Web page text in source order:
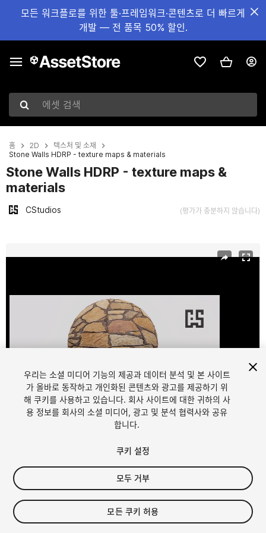
모든 워크플로를 위한 툴·프레임워크·콘텐츠로 더 빠르게
개발 — 전 품목 50% 할인.
에셋 검색
홈 2D
텍스처 및 소재
Stone Walls HDRP - texture maps & materials
Stone Walls HDRP - texture maps &
materials
CStudios (평가가 충분하지 않습니다)
1/ 3
$29.99
세금/부가세는 결제 시 반영됩니다.
우리는 소셜 미디어 기능의 제공과 데이터 분석 및 본 사이트
가 올바로 동작하고 개인화된 콘텐츠와 광고를 제공하기 위
해 쿠키를 사용하고 있습니다. 회사 사이트에 대한 귀하의 사
용 정보를 회사의 소셜 미디어, 광고 및 분석 협력사와 공유
합니다.
쿠키 설정
모두 거부
모든 쿠키 허용